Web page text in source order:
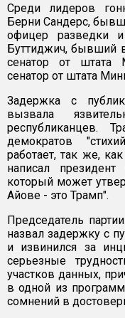
Среди лидеров
Берни Сандерс,
офицер разведки
Буттиджич, бывший
сенатор от штата
сенатор от штата
Задержка с
вызвала
республиканцев.
демократов
работает, так же,
написал
который может
Айове - это Трамп".
Председатель
назвал задержку с
и извинился за
серьезные
участков данных,
в одной из
сомнений в